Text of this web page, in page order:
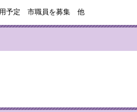
用予定 市職員を募集 他